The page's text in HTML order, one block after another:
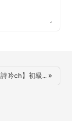
詩吟ch】初級… »